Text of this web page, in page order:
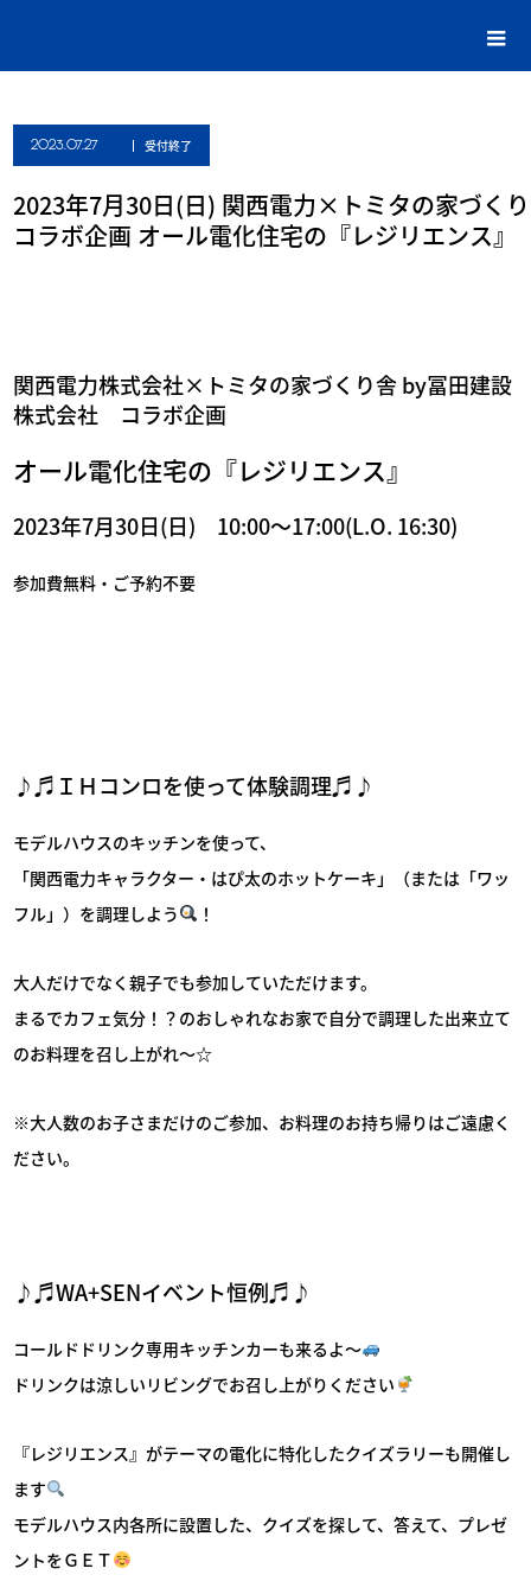
2023.07.27 受付終了
2023年7月30日(日) 関西電力×トミタの家づく
コラボ企画 オール電化住宅の『レジリエンス』
関西電力株式会社×トミタの家づくり舎 by冨田建設
株式会社 コラボ企画
オール電化住宅の『レジリエンス』
2023年7月30日(日) 10:00～17:00(L.O. 16:30)
参加費無料・ご予約不要
♪♬ＩＨコンロを使って体験調理♬♪
モデルハウスのキッチンを使って、
「関西電力キャラクター・はぴ太のホットケーキ」（または「ワッ
フル」）を調理しよう
！
大人だけでなく親子でも参加していただけます。
まるでカフェ気分！？のおしゃれなお家で自分で調理した出来立て
のお料理を召し上がれ～☆
※大人数のお子さまだけのご参加、お料理のお持ち帰りはご遠慮く
ださい。
♪♬WA+SENイベント恒例♬♪
コールドドリンク専用キッチンカーも来るよ～
ドリンクは涼しいリビングでお召し上がりください
『レジリエンス』がテーマの電化に特化したクイズラリーも開催し
ます
モデルハウス内各所に設置した、クイズを探して、答えて、プレゼ
ントをＧＥＴ